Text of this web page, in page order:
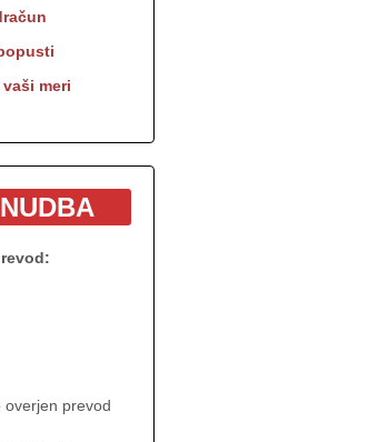
meri
overjen prevod